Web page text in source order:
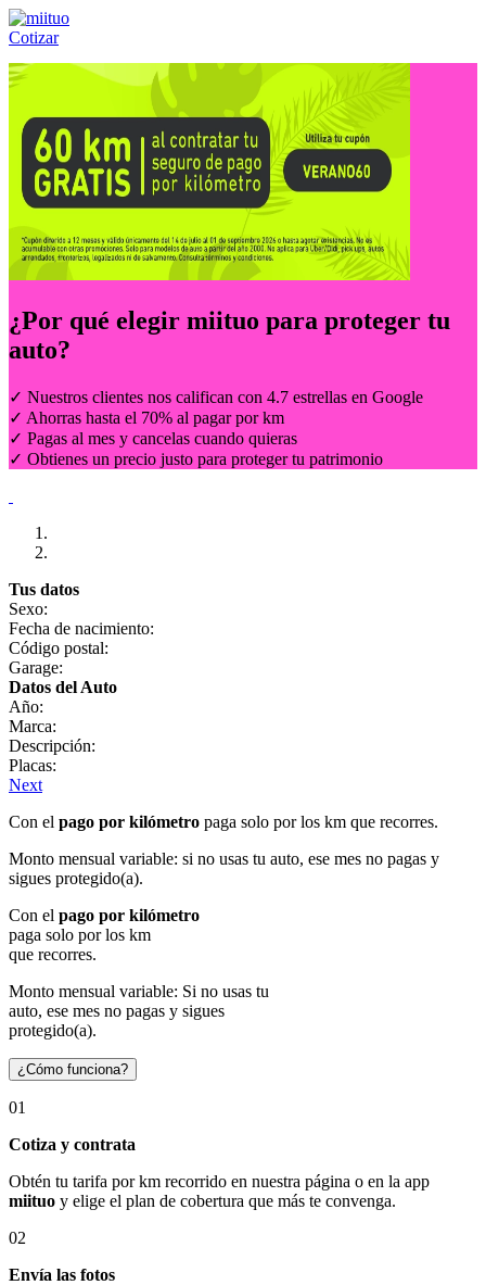
Cotizar
Llámanos al:(55) 84-21-05-00 ó
¿Por qué elegir miituo para proteger tu
auto?
✓ Nuestros clientes nos califican con 4.7 estrellas en Google
✓ Ahorras hasta el 70% al pagar por km
✓ Pagas al mes y cancelas cuando quieras
✓ Obtienes un precio justo para proteger tu patrimonio
Tus datos
Sexo:
Fecha de nacimiento:
Código postal:
Garage:
Datos del Auto
Año:
Marca:
Descripción:
Placas:
Next
Con el pago por kilómetro paga solo por los km que recorres.
Monto mensual variable: si no usas tu auto, ese mes no pagas y
sigues protegido(a).
Con el pago por kilómetro
paga solo por los km
que recorres.
Monto mensual variable: Si no usas tu
auto, ese mes no pagas y sigues
protegido(a).
¿Cómo funciona?
01
Cotiza y contrata
Obtén tu tarifa por km recorrido en nuestra página o en la app
miituo y elige el plan de cobertura que más te convenga.
02
Envía las fotos